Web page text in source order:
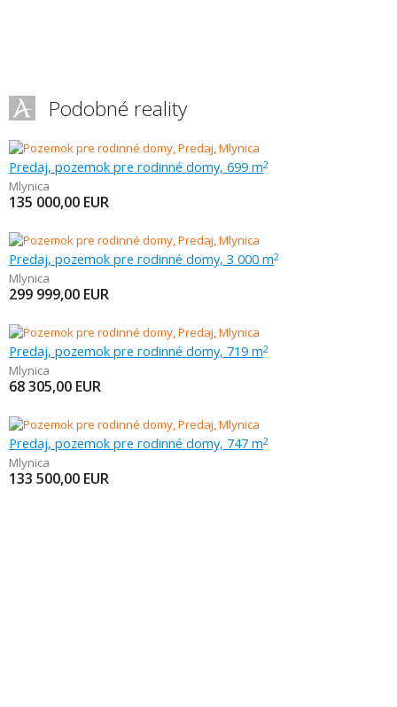
Podobné reality
Predaj, pozemok pre rodinné domy, 699 m2
Mlynica
135 000,00 EUR
Predaj, pozemok pre rodinné domy, 3 000 m2
Mlynica
299 999,00 EUR
Predaj, pozemok pre rodinné domy, 719 m2
Mlynica
68 305,00 EUR
Predaj, pozemok pre rodinné domy, 747 m2
Mlynica
133 500,00 EUR